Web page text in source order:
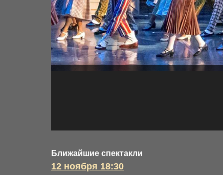
Ближайшие спектакли
12 ноября 18:30